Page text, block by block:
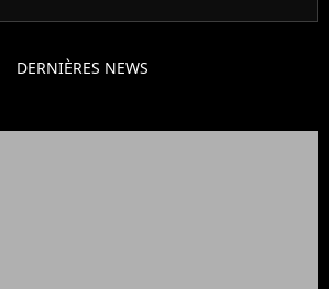
DERNIÈRES NEWS